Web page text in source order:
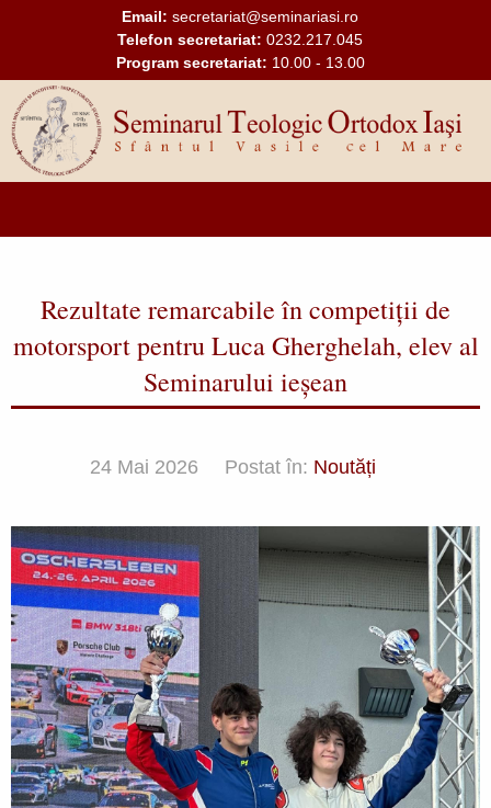
Mergi la conţinutul principal
Email: secretariat@seminariasi.ro
Telefon secretariat: 0232.217.045
Program secretariat: 10.00 - 13.00
Main
Rezultate remarcabile în competiții de
motorsport pentru Luca Gherghelah, elev al
Seminarului ieșean
24 Mai 2026 Postat în: Noutăți